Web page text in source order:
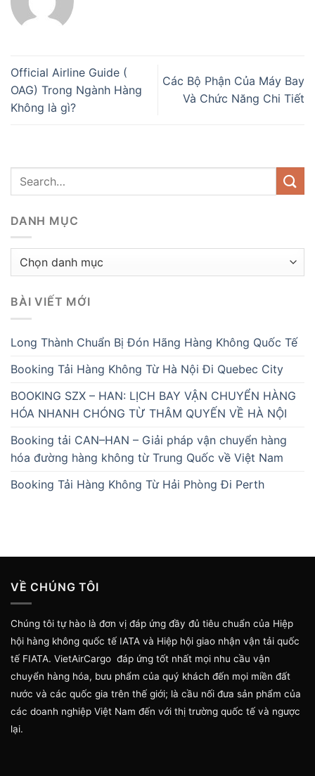
Official Airline Guide (
OAG) Trong Ngành Hàng
Không là gì?
Các Bộ Phận Của Máy Bay
Và Chức Năng Chi Tiết
DANH MỤC
Danh
BÀI VIẾT MỚI
Long Thành Chuẩn Bị Đón Hãng Hàng Không Quốc Tế
Booking Tải Hàng Không Từ Hà Nội Đi Quebec City
BOOKING SZX – HAN: LỊCH BAY VẬN CHUYỂN HÀNG
HÓA NHANH CHÓNG TỪ THÂM QUYẾN VỀ HÀ NỘI
Booking tải CAN–HAN – Giải pháp vận chuyển hàng
hóa đường hàng không từ Trung Quốc về Việt Nam
Booking Tải Hàng Không Từ Hải Phòng Đi Perth
VỀ CHÚNG TÔI
Chúng tôi tự hào là đơn vị đáp ứng đầy đủ tiêu chuẩn của Hiệp
hội hàng không quốc tế IATA và Hiệp hội giao nhận vận tải quốc
tế FIATA. VietAirCargo đáp ứng tốt nhất mọi nhu cầu vận
chuyển hàng hóa, bưu phẩm của quý khách đến mọi miền đất
nước và các quốc gia trên thế giới; là cầu nối đưa sản phẩm của
các doanh nghiệp Việt Nam đến với thị trường quốc tế và ngược
lại.